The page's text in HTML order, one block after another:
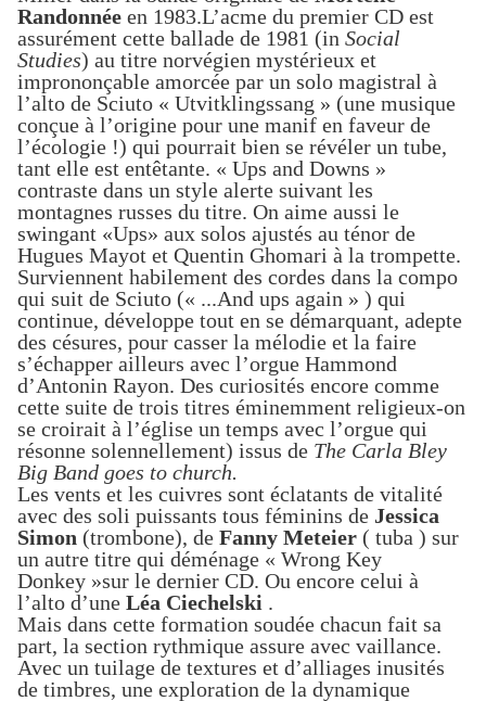
Randonnée en 1983.L’acme du premier CD est
assurément cette ballade de 1981 (in Social
Studies) au titre norvégien mystérieux et
imprononçable amorcée par un solo magistral à
l’alto de Sciuto « Utvitklingssang » (une musique
conçue à l’origine pour une manif en faveur de
l’écologie !) qui pourrait bien se révéler un tube,
tant elle est entêtante. « Ups and Downs »
contraste dans un style alerte suivant les
montagnes russes du titre. On aime aussi le
swingant «Ups» aux solos ajustés au ténor de
Hugues Mayot et Quentin Ghomari à la trompette.
Surviennent habilement des cordes dans la compo
qui suit de Sciuto (« ...And ups again » ) qui
continue, développe tout en se démarquant, adepte
des césures, pour casser la mélodie et la faire
s’échapper ailleurs avec l’orgue Hammond
d’Antonin Rayon. Des curiosités encore comme
cette suite de trois titres éminemment religieux-on
se croirait à l’église un temps avec l’orgue qui
résonne solennellement) issus de The Carla Bley
Big Band goes to church.
Les vents et les cuivres sont éclatants de vitalité
avec des soli puissants tous féminins de Jessica
Simon (trombone), de Fanny Meteier ( tuba ) sur
un autre titre qui déménage « Wrong Key
Donkey »sur le dernier CD. Ou encore celui à
l’alto d’une Léa Ciechelski .
Mais dans cette formation soudée chacun fait sa
part, la section rythmique assure avec vaillance.
Avec un tuilage de textures et d’alliages inusités
de timbres, une exploration de la dynamique